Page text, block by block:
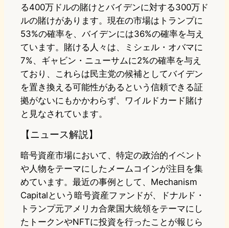
る400万ドルの賭けとバイデンに対する300万ド
ルの賭けがあります。現在の市場はトランプに
53%の確率を、バイデンには36%の確率を与え
ています。賭ける人々は、ミシェル・オバマに
7%、ギャビン・ニューサムに2%の確率を与え
ており、これらは民主党の候補としてバイデン
を置き換える可能性があるという信頼できる証
拠がないにもかかわらず、ワイルドカード賭け
と見なされています。
【ニュース解説】
暗号資産市場において、特定の政治的イベント
や人物をテーマにしたメームコインが注目を集
めています。最近の事例として、Mechanism
Capitalという暗号資産ファンドが、ドナルド・
トランプ元アメリカ合衆国大統領をテーマにし
たトークンやNFTに投資を行ったことが報じら